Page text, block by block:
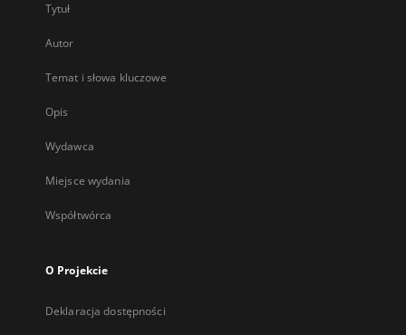
Tytuł
Autor
Temat i słowa kluczowe
Opis
Wydawca
Miejsce wydania
Współtwórca
O Projekcie
Deklaracja dostępności